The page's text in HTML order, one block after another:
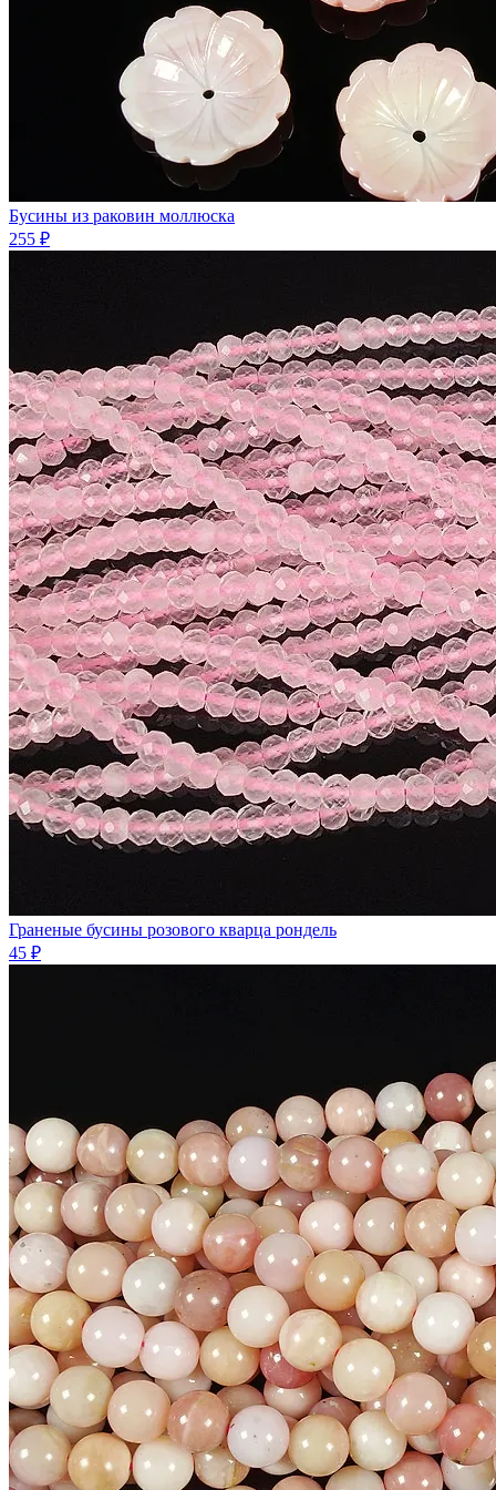
Бусины из раковин моллюска
255 ₽
Граненые бусины розового кварца рондель
45 ₽